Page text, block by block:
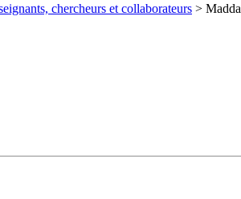
chercheurs et collaborateurs >